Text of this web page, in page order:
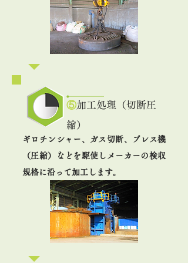
ギロチンシャー、ガス切断、プレス機
（圧縮）などを駆使しメーカーの検収
規格に沿って加工します。
⑤加工処理（切断圧
縮）